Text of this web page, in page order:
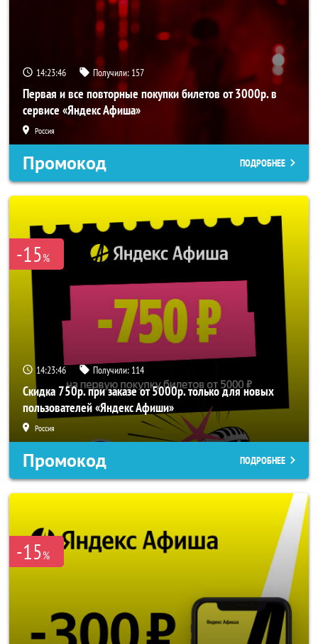
14:23:46 Получили: 157
Первая и все повторные покупки билетов от 3000р. в
сервисе «Яндекс Афиша»
Россия
Промокод ПОДРОБНЕЕ
-15%
14:23:46 Получили: 114
Скидка 750р. при заказе от 5000р. только для новых
пользователей «Яндекс Афиши»
Россия
Промокод ПОДРОБНЕЕ
-15%